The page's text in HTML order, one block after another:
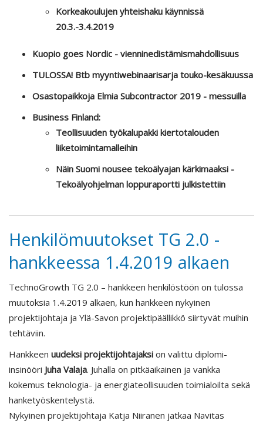
Korkeakoulujen yhteishaku käynnissä
20.3.-3.4.2019
Kuopio goes Nordic - vienninedistämismahdollisuus
TULOSSA! Btb myyntiwebinaarisarja touko-kesäkuussa
Osastopaikkoja Elmia Subcontractor 2019 - messuilla
Business Finland:
Teollisuuden työkalupakki kiertotalouden
liiketoimintamalleihin
Näin Suomi nousee tekoälyajan kärkimaaksi -
Tekoälyohjelman loppuraportti julkistettiin
Henkilömuutokset TG 2.0 -
hankkeessa 1.4.2019 alkaen
TechnoGrowth TG 2.0 – hankkeen henkilöstöön on tulossa
muutoksia 1.4.2019 alkaen, kun hankkeen nykyinen
projektijohtaja ja Ylä-Savon projektipäällikkö siirtyvät muihin
tehtäviin.
Hankkeen uudeksi projektijohtajaksi on valittu diplomi-
insinööri Juha Valaja. Juhalla on pitkäaikainen ja vankka
kokemus teknologia- ja energiateollisuuden toimialoilta sekä
hanketyöskentelystä.
Nykyinen projektijohtaja Katja Niiranen jatkaa Navitas